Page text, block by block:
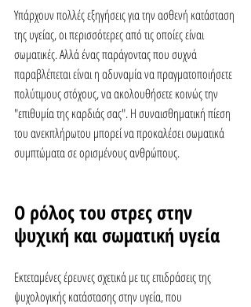
Υπάρχουν πολλές εξηγήσεις για την ασθενή κατάσταση
της υγείας, οι περισσότερες από τις οποίες είναι
σωματικές. Αλλά ένας παράγοντας που συχνά
παραβλέπεται είναι η αδυναμία να πραγματοποιήσετε
πολύτιμους στόχους, να ακολουθήσετε κοινώς την
"επιθυμία της καρδιάς σας". Η συναισθηματική πίεση
του ανεκπλήρωτου μπορεί να προκαλέσει σωματικά
συμπτώματα σε ορισμένους ανθρώπους.
Ο ρόλος του στρες στην
ψυχική και σωματική υγεία
Εκτεταμένες έρευνες σχετικά με τις επιδράσεις της
ψυχολογικής κατάστασης στην υγεία, που